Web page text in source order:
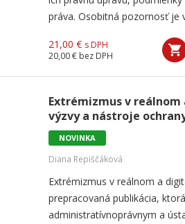
práva. Osobitná pozornosť je
21,00 € s DPH
20,00 € bez DPH
Extrémizmus v
výzvy a nástroje
NOVINKA
Diana Repiščáková
Extrémizmus v reálnom a
prepracovaná publikácia,
administratívnoprávnym a